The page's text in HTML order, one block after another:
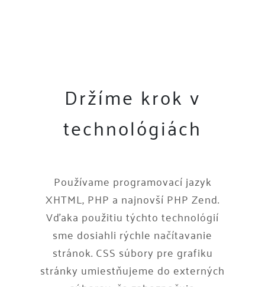
Držíme krok v
technológiách
Používame programovací jazyk
XHTML, PHP a najnovší PHP Zend.
Vďaka použitiu týchto technológií
sme dosiahli rýchle načítavanie
stránok. CSS súbory pre grafiku
stránky umiestňujeme do externých